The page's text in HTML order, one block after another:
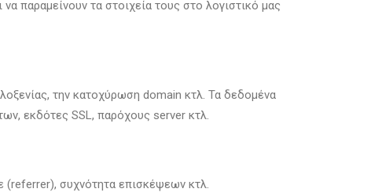
παραμείνουν τα στοιχεία τους στο λογιστικό μας
την κατοχύρωση domain κτλ. Τα δεδομένα
εκδότες SSL, παρόχους server κτλ.
(referrer), συχνότητα επισκέψεων κτλ.